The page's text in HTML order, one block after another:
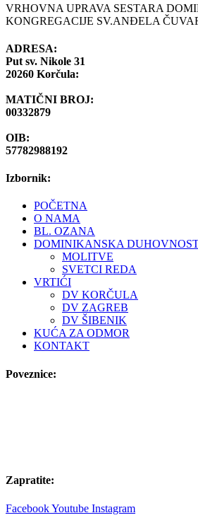
VRHOVNA UPRAVA SESTARA
KONGREGACIJE SV.ANĐELA
ADRESA:
Put sv. Nikole 31
20260 Korčula:
MATIČNI BROJ:
00332879
OIB:
57782988192
Izbornik:
POČETNA
O NAMA
BL. OZANA
DOMINIKANSKA
MOLITVE
SVETCI REDA
VRTIĆI
DV KORČULA
DV ZAGREB
DV ŠIBENIK
KUĆA ZA ODMOR
KONTAKT
Poveznice:
Zapratite:
FacebookYoutube Instagram